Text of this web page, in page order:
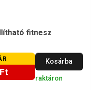
fitnesz
Kosárba
raktáron